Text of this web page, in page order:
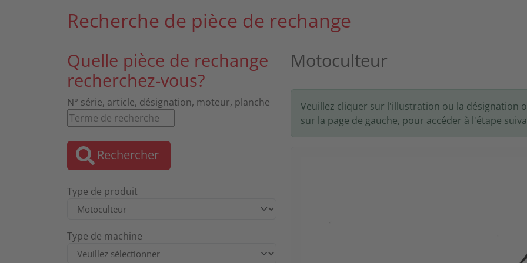
Recherche de pièce de rechange
Quelle pièce de rechange
recherchez-vous?
N° série, article, désignation, moteur, planche
Rechercher
Type de produit
Type de machine
Motoculteur
Veuillez cliquer sur l'illustration ou la désignation
sur la page de gauche, pour accéder à l'étape